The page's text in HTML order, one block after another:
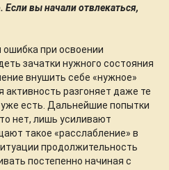
вы начали отвлекаться,
при освоении
зачатки нужного состояния
внушить себе «нужное»
активность разгоняет даже те
есть. Дальнейшие попытки
нет, лишь усиливают
такое «расслабление» в
продолжительность
постепенно начиная с